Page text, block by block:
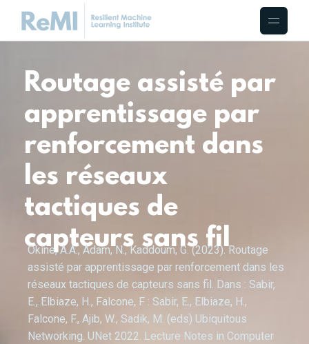
Routage assisté par
apprentissage par
renforcement dans
les réseaux
tactiques de
capteurs sans fil
Okine, A.A., Adam, N., Kaddoum, G. (2023). Routage
assisté par apprentissage par renforcement dans les
réseaux tactiques de capteurs sans fil. Dans : Sabir,
E., Elbiaze, H., Falcone, F : Sabir, E., Elbiaze, H.,
Falcone, F., Ajib, W., Sadik, M. (eds) Ubiquitous
Networking. UNet 2022. Lecture Notes in Computer